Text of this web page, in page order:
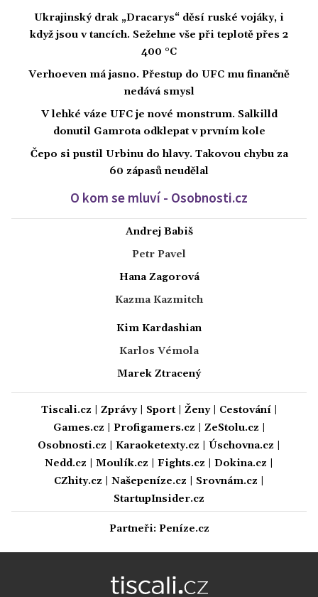
Ukrajinský drak „Dracarys“ děsí ruské vojáky, i
když jsou v tancích. Sežehne vše při teplotě přes 2
400 °C
Verhoeven má jasno. Přestup do UFC mu finančně
nedává smysl
V lehké váze UFC je nové monstrum. Salkilld
donutil Gamrota odklepat v prvním kole
Čepo si pustil Urbinu do hlavy. Takovou chybu za
60 zápasů neudělal
O kom se mluví - Osobnosti.cz
Andrej Babiš
Petr Pavel
Hana Zagorová
Kazma Kazmitch
Kim Kardashian
Karlos Vémola
Marek Ztracený
Tiscali.cz Zprávy| Sport| Ženy| Cestování|
Games.cz
Profigamers.cz ZeStolu.cz
Osobnosti.cz
Karaoketexty.cz Úschovna.cz
Nedd.cz
Moulík.cz Fights.cz Dokina.cz
CZhity.cz
Našepeníze.cz Srovnám.cz
StartupInsider.cz
Partneři: Peníze.cz